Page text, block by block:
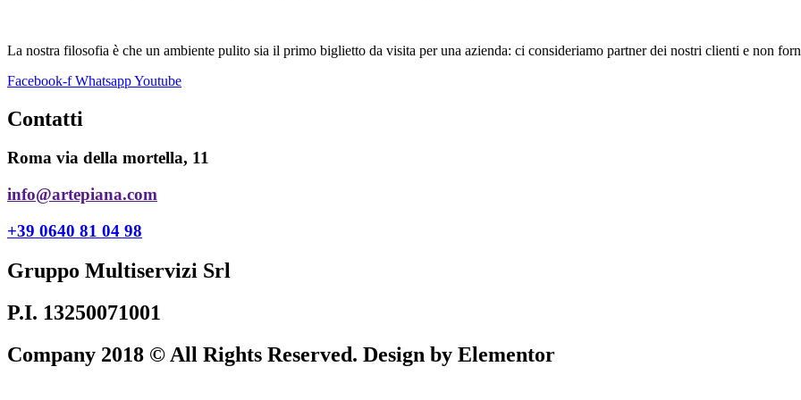
La nostra filosofia è che un ambiente pulito sia il primo biglietto da visita per una azienda: ci consideriamo partner dei nostri clienti e non
Facebook-f WhatsappYoutube
Contatti
Roma via della mortella, 11
info@artepiana.com
+39 0640 81 04 98
Gruppo Multiservizi Srl
P.I. 13250071001
Company 2018 © All Rights Reserved. Design by Elementor